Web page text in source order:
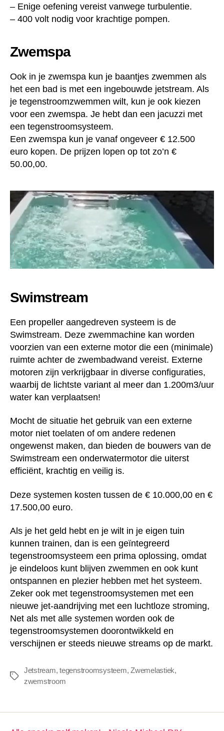
– Enige oefening vereist vanwege turbulentie.
– 400 volt nodig voor krachtige pompen.
Zwemspa
Ook in je zwemspa kun je baantjes zwemmen als
het een bad is met een ingebouwde jetstream. Als
je tegenstroomzwemmen wilt, kun je ook kiezen
voor een zwemspa. Je hebt dan een jacuzzi met
een tegenstroomsysteem.
Een zwemspa kun je vanaf ongeveer € 12.500
euro kopen. De prijzen lopen op tot zo’n €
50.00,00.
Swimstream
Een propeller aangedreven systeem is de
Swimstream. Deze zwemmachine kan worden
voorzien van een externe motor die een (minimale)
ruimte achter de zwembadwand vereist. Externe
motoren zijn verkrijgbaar in diverse configuraties,
waarbij de lichtste variant al meer dan 1.200m3/uur
water kan verplaatsen!
Mocht de situatie het gebruik van een externe
motor niet toelaten of om andere redenen
ongewenst maken, dan bieden de bouwers van de
Swimstream een onderwatermotor die uiterst
efficiënt, krachtig en veilig is.
Deze systemen kosten tussen de € 10.000,00 en €
17.500,00 euro.
Als je het geld hebt en je wilt in je eigen tuin
kunnen trainen, dan is een geïntegreerd
tegenstroomsysteem een prima oplossing, omdat
je eindeloos kunt blijven zwemmen en ook kunt
ontspannen en plezier hebben met het systeem.
Zeker ook met tegenstroomsystemen met een
nieuwe jet-aandrijving met een luchtloze stroming,
Net als met alle systemen worden ook de
tegenstroomsystemen doorontwikkeld en
verschijnen er steeds nieuwe streams op de markt.
Tags
Jetstream,tegenstroomsysteem,Zwemelastiek,
zwemstroom